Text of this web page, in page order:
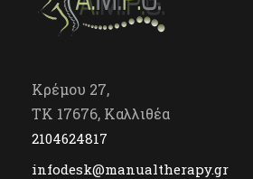
Κρέμου 27,
TK 17676, Καλλιθέα
2104624817
infodesk@manualtherapy.gr